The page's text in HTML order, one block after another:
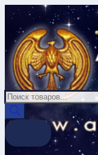
Перейти
навигации
Перейти
содержимому
Поиск
товаров